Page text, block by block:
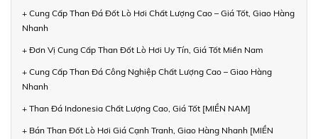
+ Cung Cấp Than Đá Đốt Lò Hơi Chất Lượng Cao – Giá Tốt, Giao Hàng
Nhanh
+ Đơn Vị Cung Cấp Than Đốt Lò Hơi Uy Tín, Giá Tốt Miền Nam
+ Cung Cấp Than Đá Công Nghiệp Chất Lượng Cao – Giao Hàng
Nhanh
+ Than Đá Indonesia Chất Lượng Cao, Giá Tốt [MIỀN NAM]
+ Bán Than Đốt Lò Hơi Giá Cạnh Tranh, Giao Hàng Nhanh [MIỀN